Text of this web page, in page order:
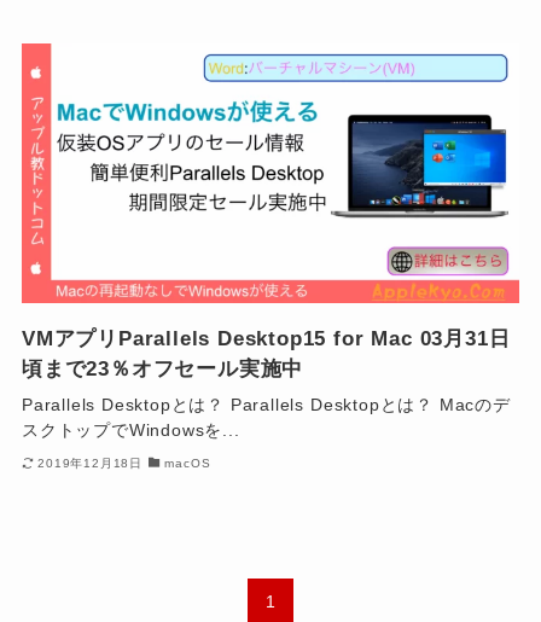
VMアプリParallels Desktop15 for Mac 03月31日
頃まで23％オフセール実施中
Parallels Desktopとは？ Parallels Desktopとは？ Macのデ
スクトップでWindowsを...
2019年12月18日 macOS
1